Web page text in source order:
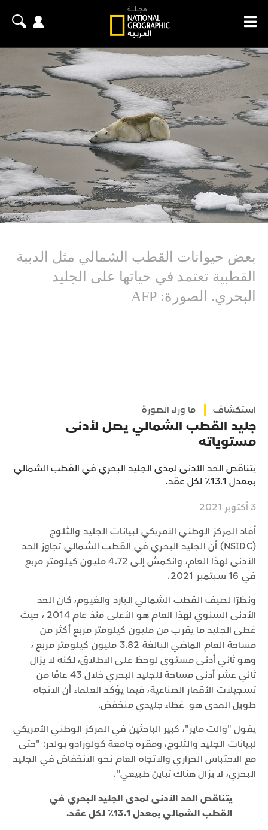
بعض حيوانات القطب الشمالي مثل الدببة
القطبية تعتمد في حياتها على الجليد
البحري. الصورة: AFP
استكشاف ما وراء الصورة
جليد القطب الشمالي يصل لأدنى
مستوياته
يتناقص الحد الأدنى لمدى الجليد البحري في القطب الشمالي
بمعدل 13.1٪ لكل عقد.
3 أكتوبر 2021
أفاد المركز الوطني الأمريكي لبيانات الجليد والثلوج
(NSIDC) أن الجليد البحري في القطب الشمالي تجاوز الحد
الأدنى لهذا العام، وانكمش إلى 4.72 مليون كيلومتر مربع
في 16 سبتمبر 2021.
ونظرًا لصيف القطب الشمالي البارد والغيوم، كان الحد
الأدنى السنوي لهذا العام هو الأعلى منذ عام 2014 ، حيث
غطى الجليد ما يقرب من مليون كيلومتر مربع أكثر من
مساحة العام الماضي البالغة 3.82 مليون كيلومتر مربع ،
وهو ثاني أدنى مستوى لوحظ على الإطلاق، لكنه لا يزال
ثاني عشر أدنى مساحة للجليد البحري خلال 43 عامًا من
تسجيلات الأقمار الصناعية، فيما يؤكد العلماء أن الاتجاه
طويل المدى هو غطاء جليدي منخفض.
يقول "والت ماير"، كبير الباحثين في المركز الوطني الأمريكي
لبيانات الجليد والثلوج، ومقره جامعة كولورادو بولدر: "حتى
مع الاحتباس الحراري والاتجاه العام نحو الانخفاض في الجليد
البحري، لا يزال هناك تباين طبيعي".
يتناقص الحد الأدنى لمدى الجليد البحري في
القطب الشمالي بمعدل 13.1٪ لكل عقد.